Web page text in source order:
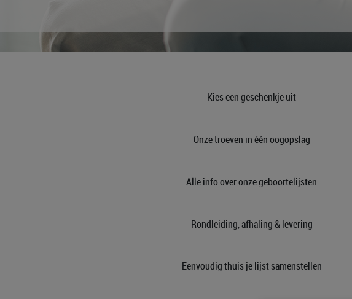
Kies een geschenkje uit
Onze troeven in één oogopslag
Alle info over onze geboortelijsten
Rondleiding, afhaling & levering
Eenvoudig thuis je lijst samenstellen